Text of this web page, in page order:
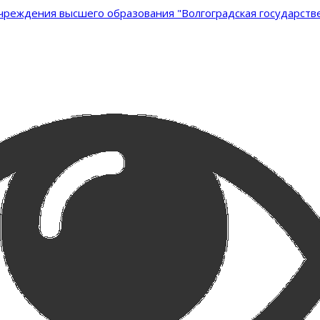
высшего образования "Волгоградская